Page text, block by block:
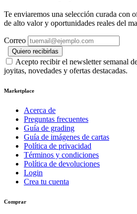
Te enviaremos una selección curada con
de alto valor y oportunidades reales del
Correo
Quiero recibirlas
Acepto recibir el newsletter semanal
joyitas, novedades y ofertas destacadas.
Marketplace
Acerca de
Preguntas frecuentes
Guía de grading
Guía de imágenes de cartas
Política de privacidad
Términos y condiciones
Política de devoluciones
Login
Crea tu cuenta
Comprar